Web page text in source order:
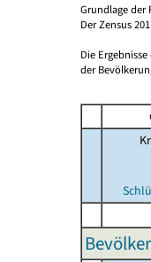
Grundlage der
Der Zensus
Die
der